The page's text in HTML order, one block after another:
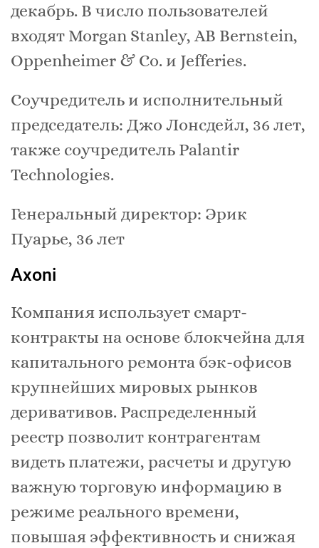
декабрь. В число пользователей
входят Morgan Stanley, AB Bernstein,
Oppenheimer & Co. и Jefferies.
Соучредитель и исполнительный
председатель: Джо Лонсдейл, 36 лет,
также соучредитель Palantir
Technologies.
Генеральный директор: Эрик
Пуарье, 36 лет
Axoni
Компания использует смарт-
контракты на основе блокчейна для
капитального ремонта бэк-офисов
крупнейших мировых рынков
деривативов. Распределенный
реестр позволит контрагентам
видеть платежи, расчеты и другую
важную торговую информацию в
режиме реального времени,
повышая эффективность и снижая